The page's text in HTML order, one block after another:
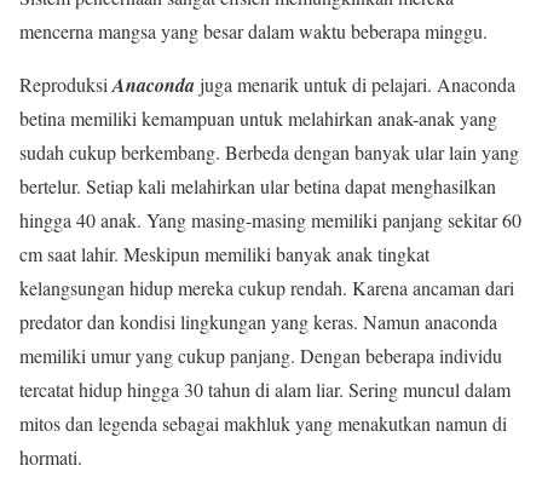
mencerna mangsa yang besar dalam waktu beberapa minggu.
ReproduksiAnacondajuga menarik untuk di pelajari. Anaconda
betina memiliki kemampuan untuk melahirkan anak-anak yang
sudah cukup berkembang. Berbeda dengan banyak ular lain yang
bertelur. Setiap kali melahirkan ular betina dapat menghasilkan
hingga 40 anak. Yang masing-masing memiliki panjang sekitar 60
cm saat lahir. Meskipun memiliki banyak anak tingkat
kelangsungan hidup mereka cukup rendah. Karena ancaman dari
predator dan kondisi lingkungan yang keras. Namun anaconda
memiliki umur yang cukup panjang. Dengan beberapa individu
tercatat hidup hingga 30 tahun di alam liar. Sering muncul dalam
mitos dan legenda sebagai makhluk yang menakutkan namun di
hormati.